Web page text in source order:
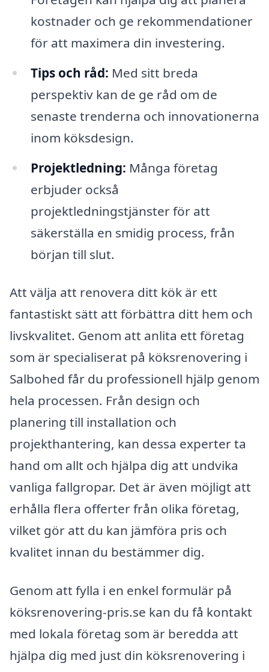
kostnader och ge rekommendationer
för att maximera din investering.
Tips och råd: Med sitt breda
perspektiv kan de ge råd om de
senaste trenderna och innovationerna
inom köksdesign.
Projektledning: Många företag
erbjuder också
projektledningstjänster för att
säkerställa en smidig process, från
början till slut.
Att välja att renovera ditt kök är ett
fantastiskt sätt att förbättra ditt hem och
livskvalitet. Genom att anlita ett företag
som är specialiserat på köksrenovering i
Salbohed får du professionell hjälp genom
hela processen. Från design och
planering till installation och
projekthantering, kan dessa experter ta
hand om allt och hjälpa dig att undvika
vanliga fallgropar. Det är även möjligt att
erhålla flera offerter från olika företag,
vilket gör att du kan jämföra pris och
kvalitet innan du bestämmer dig.
Genom att fylla i en enkel formulär på
köksrenovering-pris.se kan du få kontakt
med lokala företag som är beredda att
hjälpa dig med just din köksrenovering i